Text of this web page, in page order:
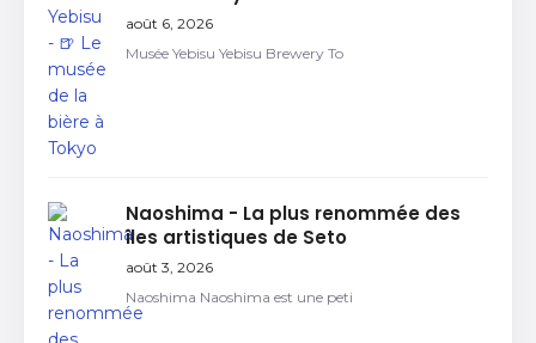
août 6, 2026
Musée Yebisu Yebisu Brewery To
Naoshima - La plus renommée des
îles artistiques de Seto
août 3, 2026
Naoshima Naoshima est une peti